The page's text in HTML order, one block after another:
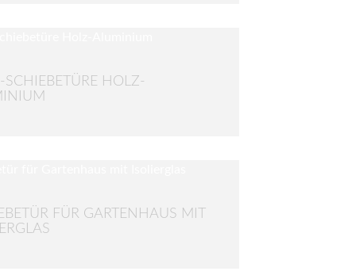
SCHIEBETÜRE HOLZ-
FÜR GARTENHAUS MIT